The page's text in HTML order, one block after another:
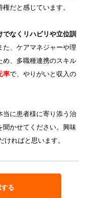
だと感じています。
なくリハビリや立位訓
た、ケアマネジャーや理
め、多職種連携のスキル
率で、やりがいと収入の
当に患者様に寄り添う治
聞かせてください。興味
ればと思います。
る